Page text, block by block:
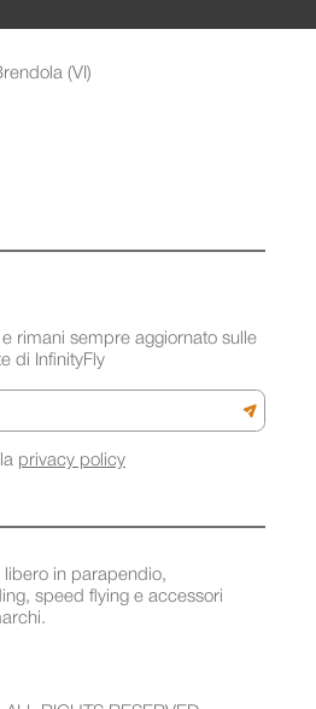
(VI)
libero in parapendio,
speed flying e accessori
rimani sempre aggiornato sulle
di InfinityFly
Iscriviti
privacy policy